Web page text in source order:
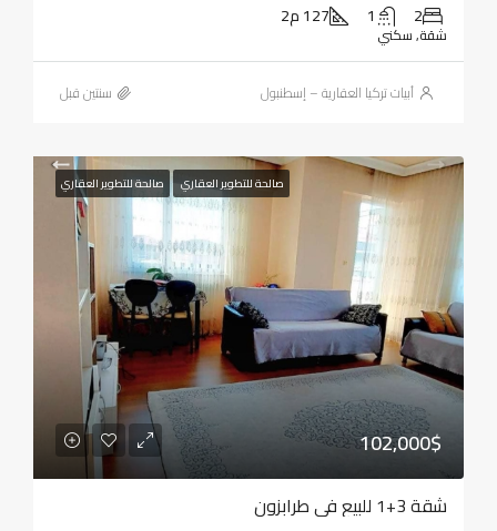
2
1 127 م2
شقة, سكني
أبيات تركيا العقارية – إسطنبول ‏سنتين قبل
صالحة للتطوير العقاري صالحة للتطوير العقاري
102,000$
شقة 3+1 للبيع في طرابزون